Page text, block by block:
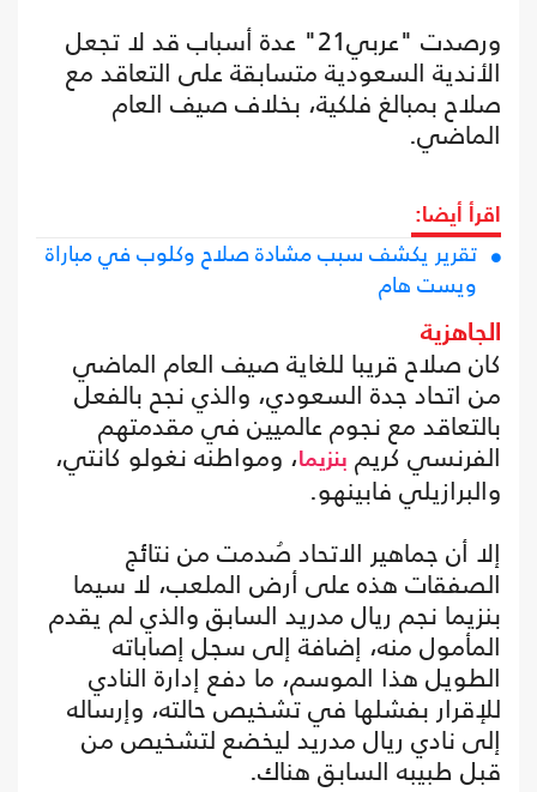
ورصدت "عربي21" عدة أسباب قد لا تجعل
الأندية السعودية متسابقة على التعاقد مع
صلاح بمبالغ فلكية، بخلاف صيف العام
الماضي.
اقرأ أيضا:
تقرير يكشف سبب مشادة صلاح وكلوب في مباراة
ويست هام
الجاهزية
كان صلاح قريبا للغاية صيف العام الماضي
من اتحاد جدة السعودي، والذي نجح بالفعل
بالتعاقد مع نجوم عالميين في مقدمتهم
الفرنسي كريم بنزيما، ومواطنه نغولو كانتي،
والبرازيلي فابينهو.
إلا أن جماهير الاتحاد صُدمت من نتائج
الصفقات هذه على أرض الملعب، لا سيما
بنزيما نجم ريال مدريد السابق والذي لم يقدم
المأمول منه، إضافة إلى سجل إصاباته
الطويل هذا الموسم، ما دفع إدارة النادي
للإقرار بفشلها في تشخيص حالته، وإرساله
إلى نادي ريال مدريد ليخضع لتشخيص من
قبل طبيبه السابق هناك.